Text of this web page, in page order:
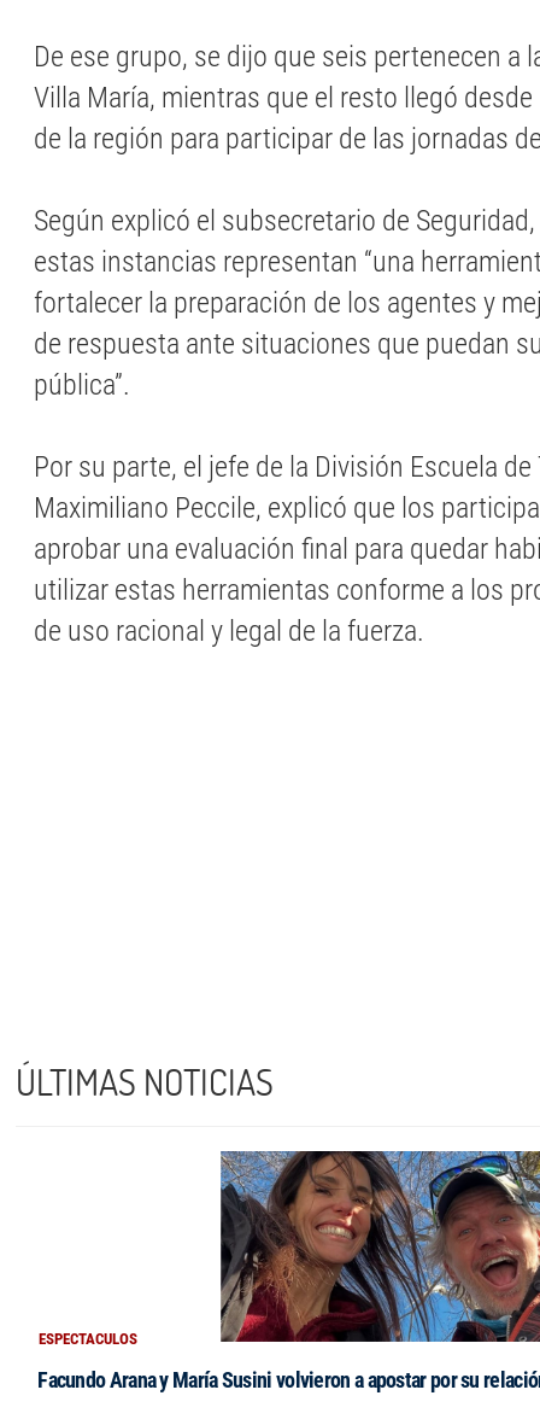
De ese grupo, se dijo que seis pertenecen a
Villa María, mientras que el resto llegó
de la región para participar de las jornadas
Según explicó el subsecretario de
estas instancias representan “una
fortalecer la preparación de los agentes y
de respuesta ante situaciones que puedan
pública”.
Por su parte, el jefe de la División Escuela
Maximiliano Peccile, explicó que los
aprobar una evaluación final para quedar
utilizar estas herramientas conforme a los
de uso racional y legal de la fuerza.
ÚLTIMAS NOTICIAS
ESPECTACULOS
Facundo Arana y María Susini volvieron a apostar por su